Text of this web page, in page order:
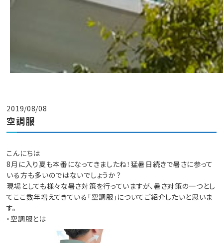
2019/08/08
空調服
こんにちは
8月に入り夏も本番になってきましたね！猛暑日続きで暑さに参って
いる方も多いのではないでしょうか？
現場としても様々な暑さ対策を行っていますが、暑さ対策の一つとし
てここ数年増えてきている「空調服」についてご紹介したいと思いま
す。
・空調服とは